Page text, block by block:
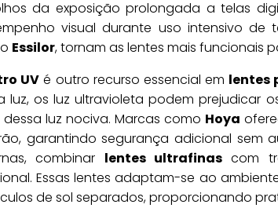
da exposição prolongada a telas
visual durante uso intensivo de
Essilor, tornam as lentes mais funcionais
UV é outro recurso essencial em lentes
luz, os luz ultravioleta podem prejudicar
dessa luz nociva. Marcas como Hoya
garantindo segurança adicional sem
combinar lentes ultrafinas com
Essas lentes adaptam-se ao
de sol separados, proporcionando